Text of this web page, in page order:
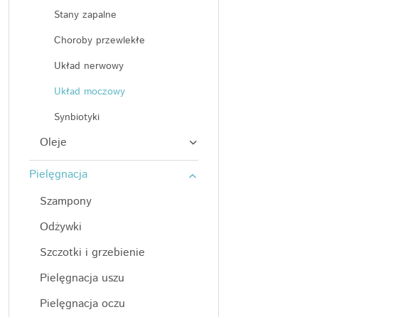
Stany zapalne
Choroby przewlekłe
Układ nerwowy
Układ moczowy
Synbiotyki
Oleje
Pielęgnacja
Szampony
Odżywki
Szczotki i grzebienie
Pielęgnacja uszu
Pielęgnacja oczu